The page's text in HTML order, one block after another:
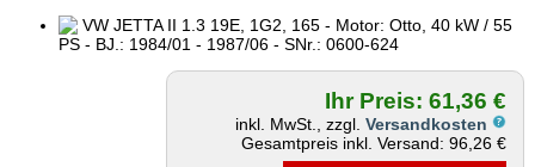
VW JETTA II 1.3 19E, 1G2, 165 - Motor: Otto, 40 kW / 55
PS - BJ.: 1984/01 - 1987/06 - SNr.: 0600-624
Ihr Preis: 61,36 €
inkl. MwSt., zzgl.Versandkosten
Gesamtpreis inkl. Versand: 96,26 €